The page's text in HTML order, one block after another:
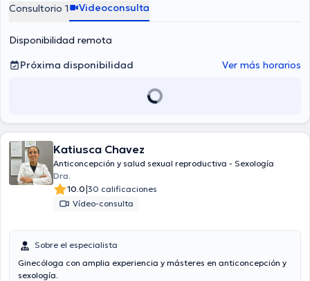
Consultorio 1 Videoconsulta
Disponibilidad remota
Próxima disponibilidad
Ver más horarios
Katiusca Chavez
Anticoncepción y salud sexual reproductiva - Sexología
Dra.
10.0|30 calificaciones
Vídeo-consulta
Sobre el especialista
Ginecóloga con amplia experiencia y másteres en anticoncepción y
sexología.